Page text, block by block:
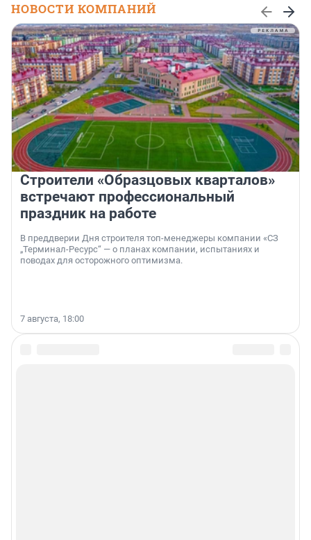
НОВОСТИ КОМПАНИЙ
Строители «Образцовых кварталов»
встречают профессиональный
праздник на работе
В преддверии Дня строителя топ-менеджеры компании «СЗ
„Терминал-Ресурс“ — о планах компании, испытаниях и
поводах для осторожного оптимизма.
7 августа, 18:00